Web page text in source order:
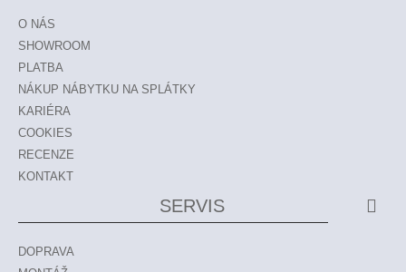
O NÁS
SHOWROOM
PLATBA
NÁKUP NÁBYTKU NA SPLÁTKY
KARIÉRA
COOKIES
RECENZE
KONTAKT
SERVIS
DOPRAVA